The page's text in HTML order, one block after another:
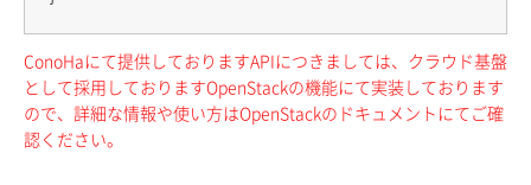
ConoHaにて提供しておりますAPIにつきましては、クラウド基盤
として採用しておりますOpenStackの機能にて実装しております
ので、詳細な情報や使い方はOpenStackのドキュメントにてご確
認ください。